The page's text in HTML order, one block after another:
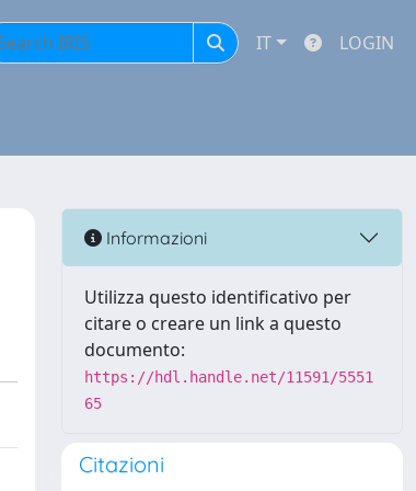
IT LOGIN
Informazioni
Utilizza questo identificativo per
citare o creare un link a questo
documento:
https://hdl.handle.net/11591/5551
65
Citazioni